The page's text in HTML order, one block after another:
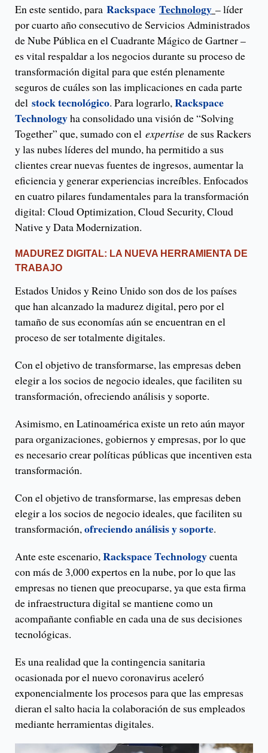
En este sentido, para Rackspace Technology – líder
por cuarto año consecutivo de Servicios Administrados
de Nube Pública en el Cuadrante Mágico de Gartner –
es vital respaldar a los negocios durante su proceso de
transformación digital para que estén plenamente
seguros de cuáles son las implicaciones en cada parte
del stock tecnológico. Para lograrlo, Rackspace
Technologyha consolidado una visión de “Solving
Together” que, sumado con el expertise de sus Rackers
y las nubes líderes del mundo, ha permitido a sus
clientes crear nuevas fuentes de ingresos, aumentar la
eficiencia y generar experiencias increíbles. Enfocados
en cuatro pilares fundamentales para la transformación
digital: Cloud Optimization, Cloud Security, Cloud
Native y Data Modernization.
MADUREZ DIGITAL: LA NUEVA HERRAMIENTA DE
TRABAJO
Estados Unidos y Reino Unido son dos de los países
que han alcanzado la madurez digital, pero por el
tamaño de sus economías aún se encuentran en el
proceso de ser totalmente digitales.
Con el objetivo de transformarse, las empresas deben
elegir a los socios de negocio ideales, que faciliten su
transformación, ofreciendo análisis y soporte.
Asimismo, en Latinoamérica existe un reto aún mayor
para organizaciones, gobiernos y empresas, por lo que
es necesario crear políticas públicas que incentiven esta
transformación.
Con el objetivo de transformarse, las empresas deben
elegir a los socios de negocio ideales, que faciliten su
transformación, ofreciendo análisis y soporte.
Ante este escenario, Rackspace Technologycuenta
con más de 3,000 expertos en la nube, por lo que las
empresas no tienen que preocuparse, ya que esta firma
de infraestructura digital se mantiene como un
acompañante confiable en cada una de sus decisiones
tecnológicas.
Es una realidad que la contingencia sanitaria
ocasionada por el nuevo coronavirus aceleró
exponencialmente los procesos para que las empresas
dieran el salto hacia la colaboración de sus empleados
mediante herramientas digitales.